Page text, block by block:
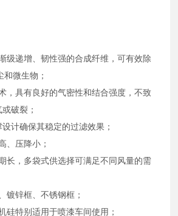
级递增、韧性强的合成纤维，可有效除
和微生物；
，具有良好的气密性和结合强度，不致
破裂；
计确保其稳定的过滤效果；
、压降小；
长，多袋式供选择可满足不同风量的需
镀锌框、不锈钢框；
硅特别适用于喷漆车间使用；